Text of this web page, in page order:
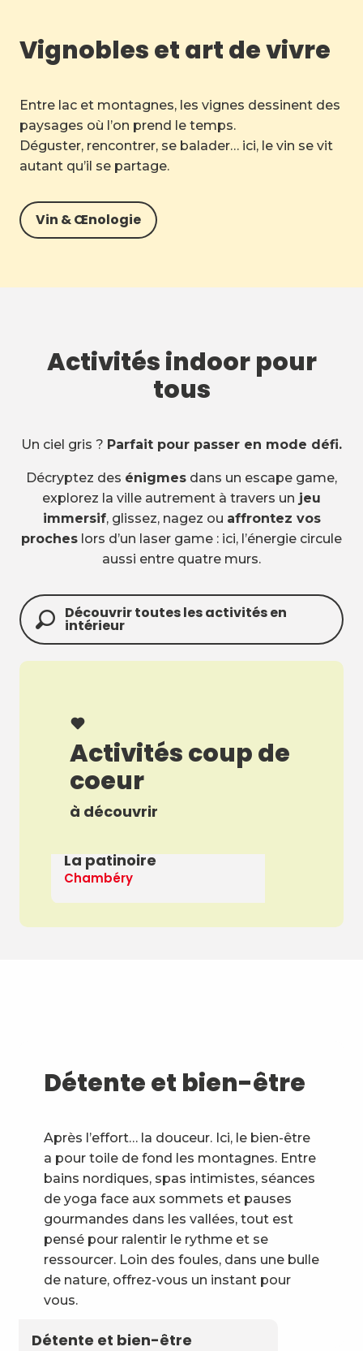
Vignobles et art de vivre
Entre lac et montagnes, les vignes dessinent des
paysages où l’on prend le temps.
Déguster, rencontrer, se balader… ici, le vin se vit
autant qu’il se partage.
Vin & Œnologie
Activités indoor pour
tous
Un ciel gris ? Parfait pour passer en mode défi.
Décryptez des énigmes dans un escape game,
explorez la ville autrement à travers un jeu
immersif, glissez, nagez ou affrontez vos
proches lors d’un laser game : ici, l’énergie circule
aussi entre quatre murs.
Découvrir toutes les activités en
intérieur
Activités coup de
coeur
à découvrir
La patinoire
Chambéry
Détente et bien-être
Après l’effort… la douceur. Ici, le bien-être
a pour toile de fond les montagnes. Entre
bains nordiques, spas intimistes, séances
de yoga face aux sommets et pauses
gourmandes dans les vallées, tout est
pensé pour ralentir le rythme et se
ressourcer. Loin des foules, dans une bulle
de nature, offrez-vous un instant pour
vous.
Détente et bien-être